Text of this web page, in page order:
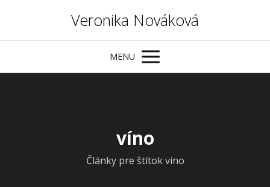
Veronika Nováková
MENU
víno
Články pre štítok víno